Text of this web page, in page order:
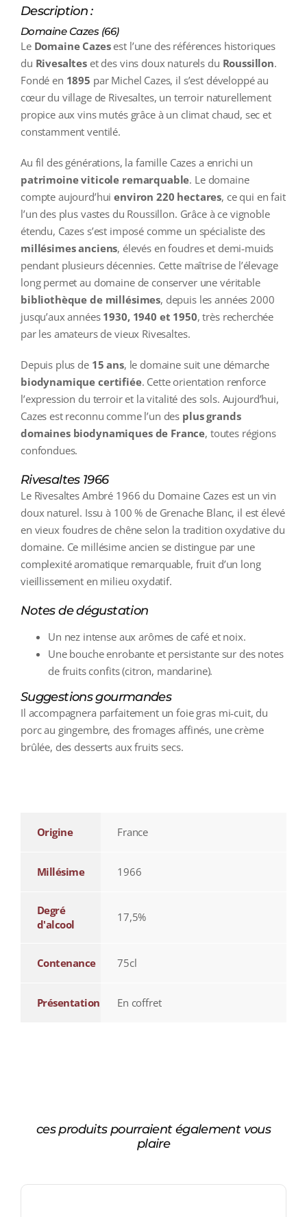
Description :
Domaine Cazes (66)
Le Domaine Cazesest l’une des références historiques
du Rivesaltes et des vins doux naturels du Roussillon.
Fondé en 1895 par Michel Cazes, il s’est développé au
cœur du village de Rivesaltes, un terroir naturellement
propice aux vins mutés grâce à un climat chaud, sec et
constamment ventilé.
Au fil des générations, la famille Cazes a enrichi un
patrimoine viticole remarquable. Le domaine
compte aujourd’huienviron 220 hectares, ce qui en fait
l’un des plus vastes du Roussillon. Grâce à ce vignoble
étendu, Cazes s’est imposé comme un spécialiste des
millésimes anciens, élevés en foudres et demi‑muids
pendant plusieurs décennies. Cette maîtrise de l’élevage
long permet au domaine de conserver une véritable
bibliothèque de millésimes, depuis les années 2000
jusqu’aux années 1930, 1940 et 1950, très recherchée
par les amateurs de vieux Rivesaltes.
Depuis plus de 15 ans, le domaine suit une démarche
biodynamique certifiée. Cette orientation renforce
l’expression du terroir et la vitalité des sols. Aujourd’hui,
Cazes est reconnu comme l’un des plus grands
domaines biodynamiques de France, toutes régions
confondues.
Rivesaltes 1966
Le Rivesaltes Ambré 1966 du Domaine Cazes est un vin
doux naturel. Issu à 100 % de Grenache Blanc, il est élevé
en vieux foudres de chêne selon la tradition oxydative du
domaine. Ce millésime ancien se distingue par une
complexité aromatique remarquable, fruit d’un long
vieillissement en milieu oxydatif.
Notes de dégustation
Un nez intense aux arômes de café et noix.
Une bouche enrobante et persistante sur des notes
de fruits confits (citron, mandarine).
Suggestions gourmandes
Il accompagnera parfaitement un foie gras mi‑cuit, du
porc au gingembre, des fromages affinés, une crème
brûlée, des desserts aux fruits secs.
Origine France
Millésime 1966
Degré
d'alcool
17,5%
Contenance 75cl
Présentation En coffret
ces produits pourraient également vous
plaire